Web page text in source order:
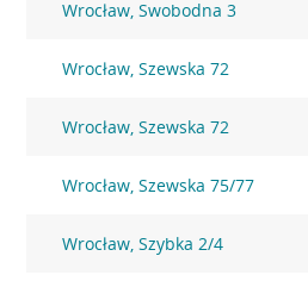
Wrocław, Swobodna 3
Wrocław, Szewska 72
Wrocław, Szewska 72
Wrocław, Szewska 75/77
Wrocław, Szybka 2/4